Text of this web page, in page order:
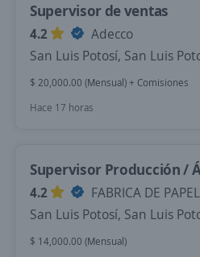
Supervisor de ventas
4.2
Adecco
San Luis Potosí, San Luis
$ 20,000.00 (Mensual) + Comisiones
Hace 17 horas
Supervisor Producción /
4.2
FABRICA DE
San Luis Potosí, San Luis
$ 14,000.00 (Mensual)